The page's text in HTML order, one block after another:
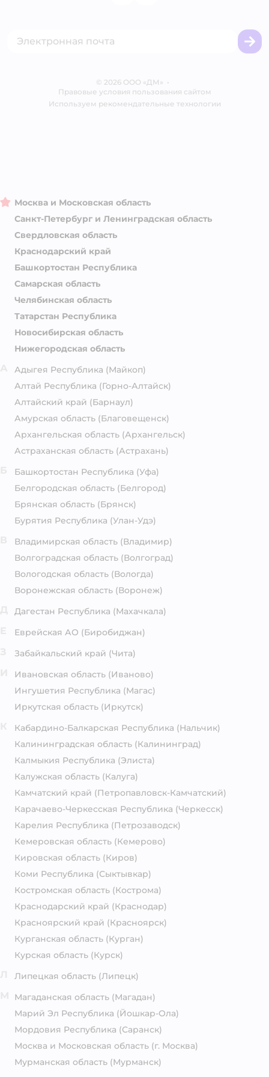
Блог
Корм для собак
© 2026 ООО «ДМ» •
Правовые условия пользования сайтом
Используем рекомендательные технологии
Москва и Московская область
Санкт-Петербург и Ленинградская область
Свердловская область
Краснодарский край
Башкортостан Республика
Самарская область
Челябинская область
Татарстан Республика
Новосибирская область
Нижегородская область
Адыгея Республика (Майкоп)
Алтай Республика (Горно-Алтайск)
Алтайский край (Барнаул)
Амурская область (Благовещенск)
Архангельская область (Архангельск)
Астраханская область (Астрахань)
Башкортостан Республика (Уфа)
Белгородская область (Белгород)
Брянская область (Брянск)
Бурятия Республика (Улан-Удэ)
Владимирская область (Владимир)
Волгоградская область (Волгоград)
Вологодская область (Вологда)
Воронежская область (Воронеж)
Дагестан Республика (Махачкала)
Еврейская АО (Биробиджан)
Забайкальский край (Чита)
Ивановская область (Иваново)
Ингушетия Республика (Магас)
Иркутская область (Иркутск)
Кабардино-Балкарская Республика (Нальчик)
Калининградская область (Калининград)
Калмыкия Республика (Элиста)
Калужская область (Калуга)
Камчатский край (Петропавловск-Камчатский)
Карачаево-Черкесская Республика (Черкесск)
Карелия Республика (Петрозаводск)
Кемеровская область (Кемерово)
Кировская область (Киров)
Коми Республика (Сыктывкар)
Костромская область (Кострома)
Краснодарский край (Краснодар)
Красноярский край (Красноярск)
Курганская область (Курган)
Курская область (Курск)
Липецкая область (Липецк)
Магаданская область (Магадан)
Марий Эл Республика (Йошкар-Ола)
Мордовия Республика (Саранск)
Москва и Московская область (г. Москва)
Мурманская область (Мурманск)